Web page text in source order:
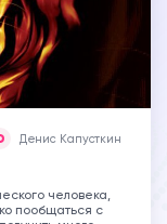
Денис Капусткин
человека,
пообщаться с